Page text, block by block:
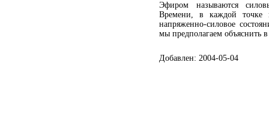
Эфиром называются
Времени, в каждой точке
напряженно-силовое
мы предполагаем объяснить в
Добавлен: 2004-05-04